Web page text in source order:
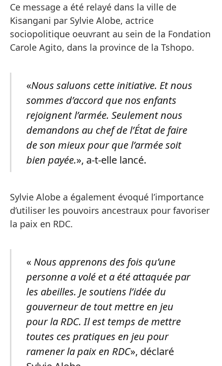
Ce message a été relayé dans la ville de
Kisangani par Sylvie Alobe, actrice
sociopolitique oeuvrant au sein de la Fondation
Carole Agito, dans la province de la Tshopo.
«Nous saluons cette initiative. Et nous
sommes d’accord que nos enfants
rejoignent l’armée. Seulement nous
demandons au chef de l’État de faire
de son mieux pour que l’armée soit
bien payée.», a-t-elle lancé.
Sylvie Alobe a également évoqué l’importance
d’utiliser les pouvoirs ancestraux pour favoriser
la paix en RDC.
« Nous apprenons des fois qu’une
personne a volé et a été attaquée par
les abeilles. Je soutiens l’idée du
gouverneur de tout mettre en jeu
pour la RDC. Il est temps de mettre
toutes ces pratiques en jeu pour
ramener la paix en RDC», déclaré